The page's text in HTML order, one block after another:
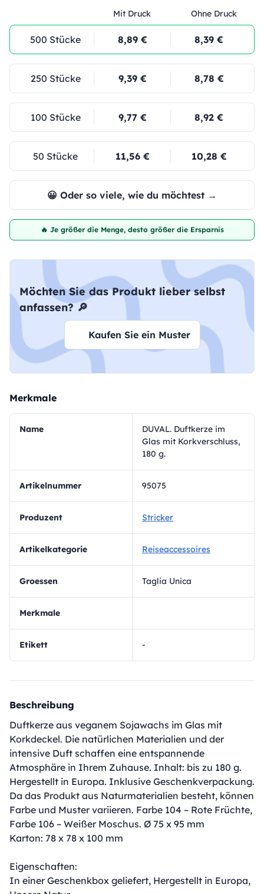
Mit Druck Ohne Druck
500 Stücke 8,89 € 8,39 €
250 Stücke 9,39 € 8,78 €
100 Stücke 9,77 € 8,92 €
50 Stücke 11,56 € 10,28 €
😀 Oder so viele, wie du möchtest →
🔥 Je größer die Menge, desto größer die Ersparnis
Möchten Sie das Produkt lieber selbst
anfassen? 🔎
Kaufen Sie ein Muster
Merkmale
Name
DUVAL. Duftkerze im
Glas mit Korkverschluss,
180 g.
Artikelnummer 95075
Produzent Stricker
Artikelkategorie Reiseaccessoires
Groessen Taglia Unica
Merkmale
Etikett -
Beschreibung
Duftkerze aus veganem Sojawachs im Glas mit
Korkdeckel. Die natürlichen Materialien und der
intensive Duft schaffen eine entspannende
Atmosphäre in Ihrem Zuhause. Inhalt: bis zu 180 g.
Hergestellt in Europa. Inklusive Geschenkverpackung.
Da das Produkt aus Naturmaterialien besteht, können
Farbe und Muster variieren. Farbe 104 – Rote Früchte,
Farbe 106 – Weißer Moschus. Ø 75 x 95 mm
Karton: 78 x 78 x 100 mm
Eigenschaften:
In einer Geschenkbox geliefert, Hergestellt in Europa,